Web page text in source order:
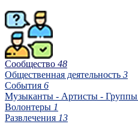
Сообщество 48
Общественная деятельность 3
События 6
Музыканты - Артисты - Группы
Волонтеры 1
Развлечения 13